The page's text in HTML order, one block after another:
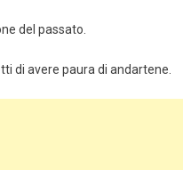
del passato.
di avere paura di andartene.